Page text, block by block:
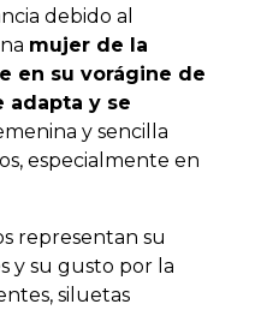
debido al
mujer de la
en su vorágine de
adapta y se
y sencilla
especialmente en
representan su
y su gusto por la
siluetas